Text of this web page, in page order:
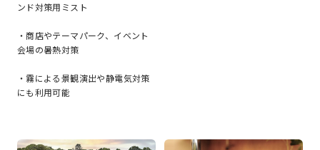
ンド対策用ミスト
・商店やテーマパーク、イベント
会場の暑熱対策
・霧による景観演出や静電気対策
にも利用可能